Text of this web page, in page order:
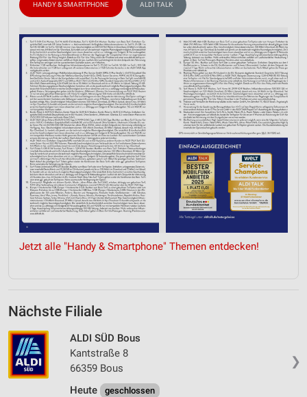
HANDY & SMARTPHONE ALDI TALK
Jetzt alle "Handy & Smartphone" Themen entdecken!
Nächste Filiale
❯
ALDI SÜD Bous
Kantstraße 8
66359 Bous
Heute
geschlossen